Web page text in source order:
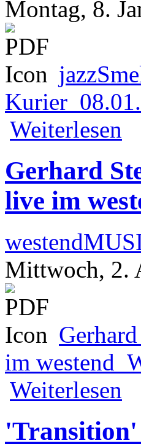
Montag, 8.
Weiterlesen
Gerhard
live im
Mittwoch, 2.
im
Weiterlesen